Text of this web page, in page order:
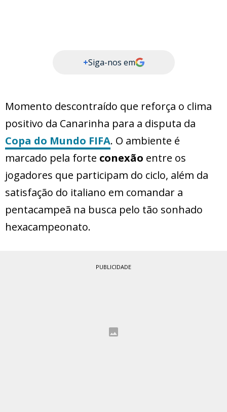
+Siga-nos em
Momento descontraído que reforça o clima
positivo da Canarinha para a disputa da
Copa do Mundo FIFA. O ambiente é
marcado pela forte conexão entre os
jogadores que participam do ciclo, além da
satisfação do italiano em comandar a
pentacampeã na busca pelo tão sonhado
hexacampeonato.
PUBLICIDADE